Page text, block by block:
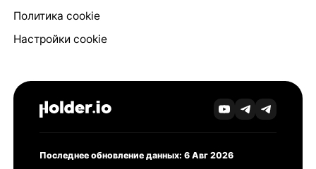
Политика cookie
Настройки cookie
Последнее обновление данных: 6 Авг 2026